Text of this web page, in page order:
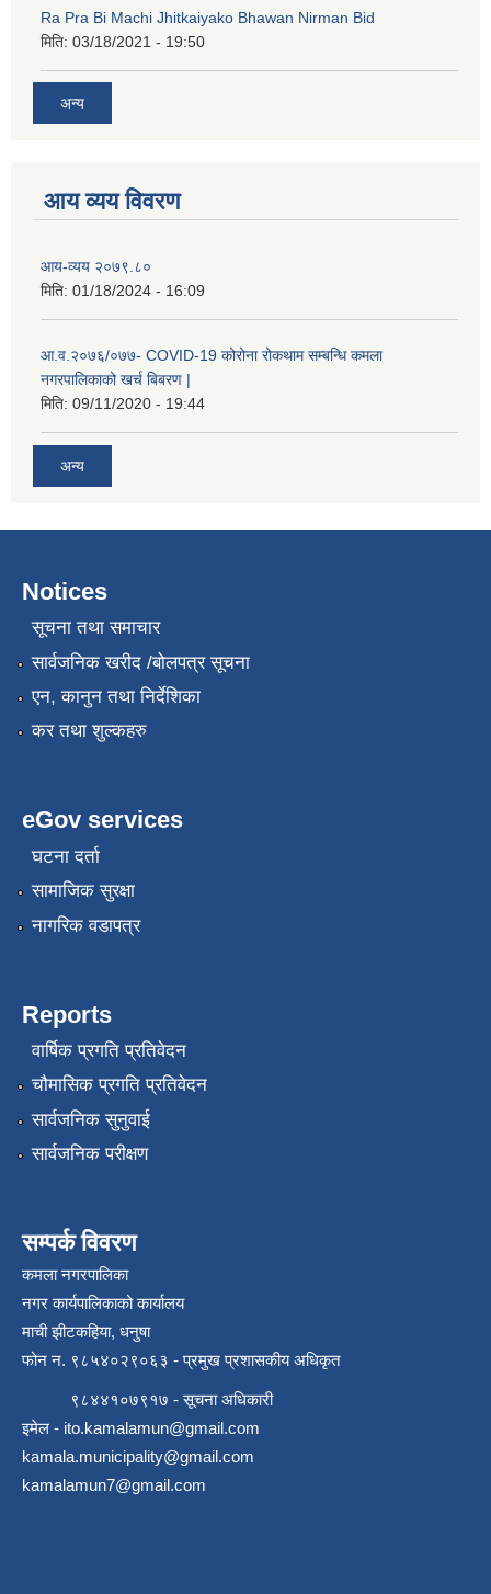
Ra Pra Bi Machi Jhitkaiyako Bhawan Nirman Bid
मिति: 03/18/2021 - 19:50
अन्य
आय व्यय विवरण
आय-व्यय २०७९.८०
मिति: 01/18/2024 - 16:09
आ.व.२०७६/०७७- COVID-19 कोरोना रोकथाम सम्बन्धि कमला
नगरपालिकाको खर्च बिबरण |
मिति: 09/11/2020 - 19:44
अन्य
Notices
सूचना तथा समाचार
सार्वजनिक खरीद /बोलपत्र सूचना
एन, कानुन तथा निर्देशिका
कर तथा शुल्कहरु
eGov services
घटना दर्ता
सामाजिक सुरक्षा
नागरिक वडापत्र
Reports
वार्षिक प्रगति प्रतिवेदन
चौमासिक प्रगति प्रतिवेदन
सार्वजनिक सुनुवाई
सार्वजनिक परीक्षण
सम्पर्क विवरण
कमला नगरपालिका
नगर कार्यपालिकाको कार्यालय
माची झीटकहिया, धनुषा
फोन न‌. ९८५४०२९०६३ - प्रमुख प्रशासकीय अधिकृत
९८४४१०७९१७ - सूचना अधिकारी
इमेल - ito.kamalamun@gmail.com
kamala.municipality@gmail.com
kamalamun7@gmail.com